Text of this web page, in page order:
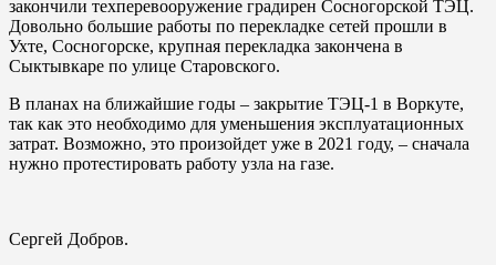
закончили техперевооружение градирен Сосногорской ТЭЦ.
Довольно большие работы по перекладке сетей прошли в
Ухте, Сосногорске, крупная перекладка закончена в
Сыктывкаре по улице Старовского.
В планах на ближайшие годы – закрытие ТЭЦ-1 в Воркуте,
так как это необходимо для уменьшения эксплуатационных
затрат. Возможно, это произойдет уже в 2021 году, – сначала
нужно протестировать работу узла на газе.
Сергей Добров.